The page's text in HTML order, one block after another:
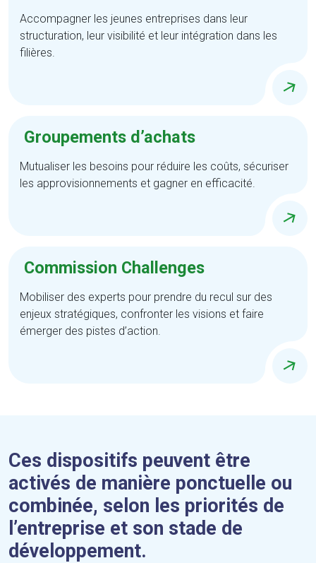
Accompagner les jeunes entreprises dans leur
structuration, leur visibilité et leur intégration dans les
filières.
Groupements d’achats
Mutualiser les besoins pour réduire les coûts, sécuriser
les approvisionnements et gagner en efficacité.
Commission Challenges
Mobiliser des experts pour prendre du recul sur des
enjeux stratégiques, confronter les visions et faire
émerger des pistes d’action.
Ces dispositifs peuvent être
activés de manière ponctuelle ou
combinée, selon les priorités de
l’entreprise et son stade de
développement.